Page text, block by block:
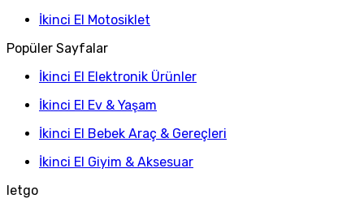
İkinci El Motosiklet
Popüler Sayfalar
İkinci El Elektronik Ürünler
İkinci El Ev & Yaşam
İkinci El Bebek Araç & Gereçleri
İkinci El Giyim & Aksesuar
letgo